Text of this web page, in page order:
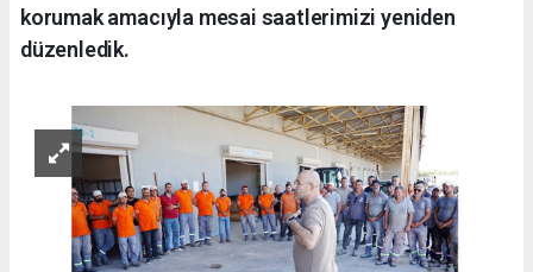
korumak amacıyla mesai saatlerimizi yeniden
düzenledik.